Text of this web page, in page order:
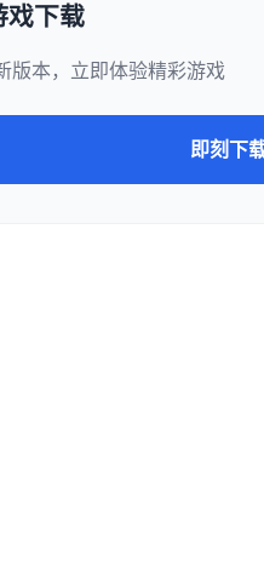
戏下载
版本，立即体验精彩游戏
即刻下